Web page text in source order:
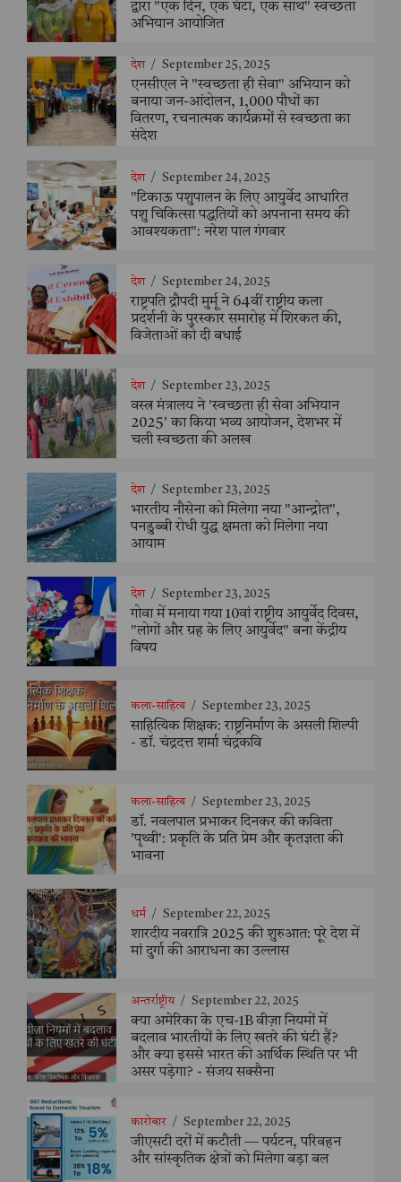
द्वारा "एक दिन, एक घंटा, एक साथ" स्वच्छता
अभियान आयोजित
देश / September 25, 2025
एनसीएल ने "स्वच्छता ही सेवा" अभियान को
बनाया जन-आंदोलन, 1,000 पौधों का
वितरण, रचनात्मक कार्यक्रमों से स्वच्छता का
संदेश
देश / September 24, 2025
"टिकाऊ पशुपालन के लिए आयुर्वेद आधारित
पशु चिकित्सा पद्धतियों को अपनाना समय की
आवश्यकता": नरेश पाल गंगवार
देश / September 24, 2025
राष्ट्रपति द्रौपदी मुर्मू ने 64वीं राष्ट्रीय कला
प्रदर्शनी के पुरस्कार समारोह में शिरकत की,
विजेताओं को दी बधाई
देश / September 23, 2025
वस्त्र मंत्रालय ने 'स्वच्छता ही सेवा अभियान
2025' का किया भव्य आयोजन, देशभर में
चली स्वच्छता की अलख
देश / September 23, 2025
भारतीय नौसेना को मिलेगा नया "आन्द्रोत",
पनडुब्बी रोधी युद्ध क्षमता को मिलेगा नया
आयाम
देश / September 23, 2025
गोवा में मनाया गया 10वां राष्ट्रीय आयुर्वेद दिवस,
"लोगों और ग्रह के लिए आयुर्वेद" बना केंद्रीय
विषय
कला-साहित्य / September 23, 2025
साहित्यिक शिक्षक: राष्ट्रनिर्माण के असली शिल्पी
- डॉ. चंद्रदत्त शर्मा चंद्रकवि
कला-साहित्य / September 23, 2025
डॉ. नवलपाल प्रभाकर दिनकर की कविता
'पृथ्वी': प्रकृति के प्रति प्रेम और कृतज्ञता की
भावना
धर्म / September 22, 2025
शारदीय नवरात्रि 2025 की शुरुआत: पूरे देश में
मां दुर्गा की आराधना का उल्लास
अन्तर्राष्ट्रीय / September 22, 2025
क्या अमेरिका के एच-1B वीज़ा नियमों में
बदलाव भारतीयों के लिए खतरे की घंटी हैं?
और क्या इससे भारत की आर्थिक स्थिति पर भी
असर पड़ेगा? - संजय सक्सैना
कारोबार / September 22, 2025
जीएसटी दरों में कटौती — पर्यटन, परिवहन
और सांस्कृतिक क्षेत्रों को मिलेगा बड़ा बल